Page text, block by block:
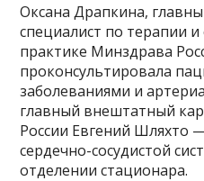
Оксана Драпкина,
специалист по терапии
практике Минздрава
проконсультировала
заболеваниями и
главный внештатный
России Евгений Шляхто
сердечно-сосудистой
отделении стационара.